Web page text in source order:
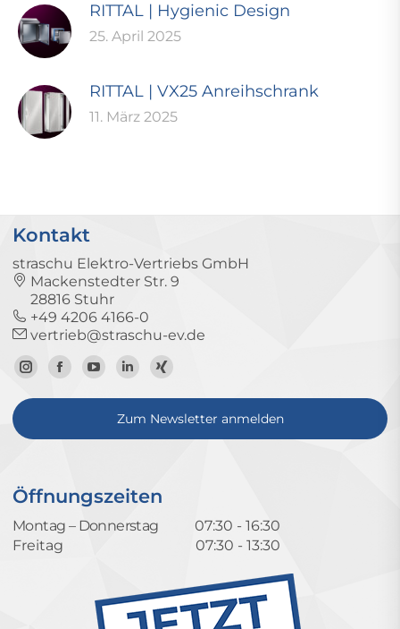
RITTAL | Hygienic Design
25. April 2025
RITTAL | VX25 Anreihschrank
11. März 2025
Kontakt
straschu Elektro-Vertriebs GmbH
Mackenstedter Str. 9
28816 Stuhr
+49 4206 4166-0
vertrieb@straschu-ev.de
Zum
Instagram-
Zur
Facebook-
Zum
YouTube-
Kanal
Zum
LinkedIn-
Profil
Zum
Xing-
Profil
Zum Newsletter anmelden
Öffnungszeiten
Montag – Donnerstag
07:30 - 16:30
Freitag
07:30 - 13:30